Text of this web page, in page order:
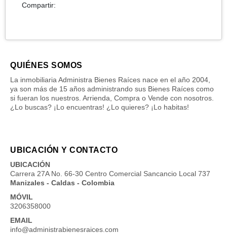
Compartir:
QUIÉNES SOMOS
La inmobiliaria Administra Bienes Raíces nace en el año 2004,
ya son más de 15 años administrando sus Bienes Raíces como
si fueran los nuestros. Arrienda, Compra o Vende con nosotros.
¿Lo buscas? ¡Lo encuentras! ¿Lo quieres? ¡Lo habitas!
UBICACIÓN Y CONTACTO
UBICACIÓN
Carrera 27A No. 66-30 Centro Comercial Sancancio Local 737
Manizales - Caldas - Colombia
MÓVIL
3206358000
EMAIL
info@administrabienesraices.com